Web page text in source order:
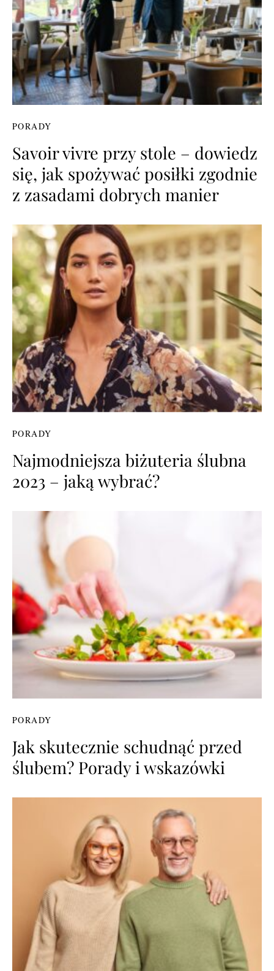
PORADY
Savoir vivre przy stole – dowiedz
się, jak spożywać posiłki zgodnie
z zasadami dobrych manier
PORADY
Najmodniejsza biżuteria ślubna
2023 – jaką wybrać?
PORADY
Jak skutecznie schudnąć przed
ślubem? Porady i wskazówki